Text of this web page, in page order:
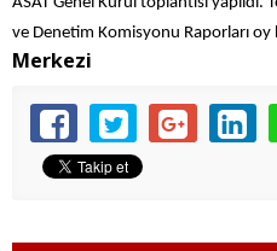
ve Denetim Komisyonu Raporları
Merkezi